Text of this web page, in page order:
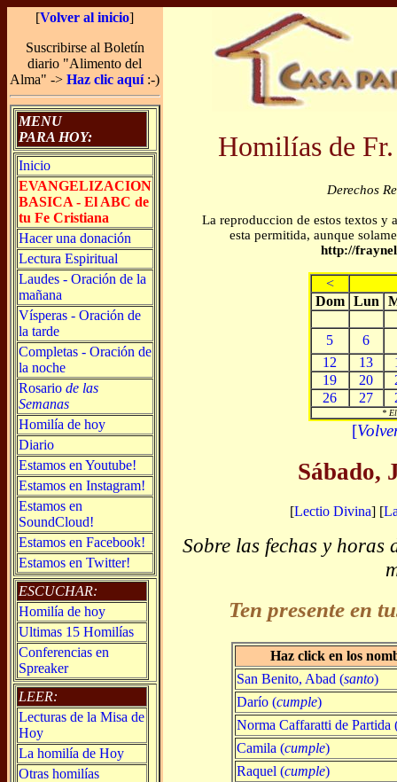
[Volver al inicio]
Suscribirse al Boletín
diario "Alimento del
Alma" ->Haz clic aquí:-)
MENU
PARA HOY:
Inicio
EVANGELIZACION
BASICA - El ABC de
tu Fe Cristiana
Hacer una donación
Lectura Espiritual
Laudes - Oración de la
mañana
Vísperas - Oración de
la tarde
Completas - Oración de
la noche
Rosario de las
Semanas
Homilía de hoy
Diario
Estamos en Youtube!
Estamos en Instagram!
Estamos en
SoundCloud!
Estamos en Facebook!
Estamos en Twitter!
ESCUCHAR:
Homilía de hoy
Ultimas 15 Homilías
Conferencias en
Spreaker
LEER:
Lecturas de la Misa de
Hoy
La homilía de Hoy
Otras homilías
Homilías de
Derechos
La reproduccion de estos textos y
esta permitida, aunque
http://
<
Dom Lun
5
6
12
13
19
20
26
27
*
[
Sábado,
[Lectio Divina] [
Sobre las fechas y horas
Ten presente en
Haz click en los
San Benito, Abad (santo)
Darío (cumple)
Norma Caffaratti de Partida
Camila (cumple)
Raquel (cumple)